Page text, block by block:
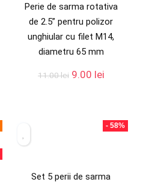
Perie de sarma rotativa
de 2.5” pentru polizor
unghiular cu filet M14,
diametru 65 mm
11.00lei 9.00 lei
- 58%
Set 5 perii de sarma